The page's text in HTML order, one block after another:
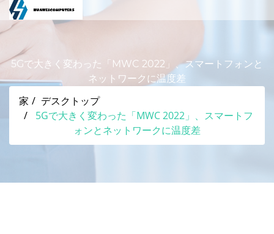
5Gで大きく変わった「MWC 2022」、スマートフォンと
ネットワークに温度差
家
デスクトップ
5Gで大きく変わった「MWC 2022」、スマートフ
ォンとネットワークに温度差